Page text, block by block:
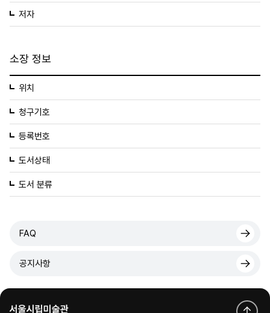
저자
소장 정보
위치
청구기호
등록번호
도서상태
도서 분류
FAQ
공지사항